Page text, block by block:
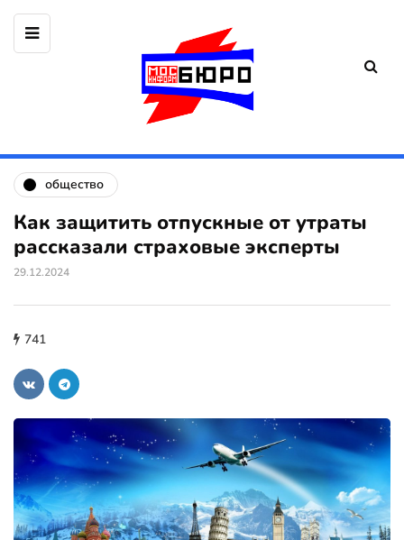
общество
Как защитить отпускные от утраты
рассказали страховые эксперты
29.12.2024
741